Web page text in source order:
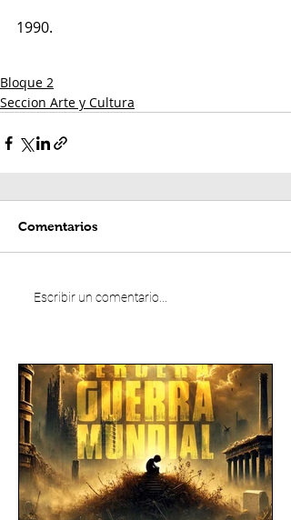
1990.
Bloque 2
Seccion Arte y Cultura
Comentarios
Escribir un comentario...